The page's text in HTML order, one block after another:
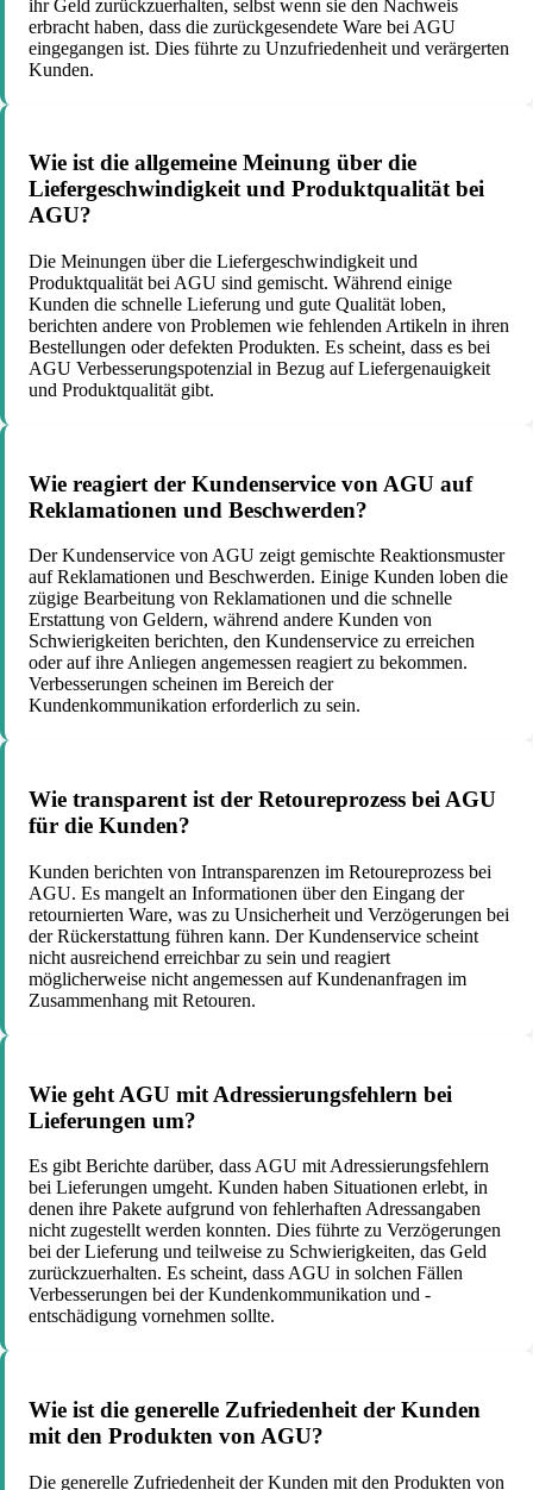
ihr Geld zurückzuerhalten, selbst wenn sie den Nachweis
erbracht haben, dass die zurückgesendete Ware bei AGU
eingegangen ist. Dies führte zu Unzufriedenheit und verärgerten
Kunden.
Wie ist die allgemeine Meinung über die
Liefergeschwindigkeit und Produktqualität bei
AGU?
Die Meinungen über die Liefergeschwindigkeit und
Produktqualität bei AGU sind gemischt. Während einige
Kunden die schnelle Lieferung und gute Qualität loben,
berichten andere von Problemen wie fehlenden Artikeln in ihren
Bestellungen oder defekten Produkten. Es scheint, dass es bei
AGU Verbesserungspotenzial in Bezug auf Liefergenauigkeit
und Produktqualität gibt.
Wie reagiert der Kundenservice von AGU auf
Reklamationen und Beschwerden?
Der Kundenservice von AGU zeigt gemischte Reaktionsmuster
auf Reklamationen und Beschwerden. Einige Kunden loben die
zügige Bearbeitung von Reklamationen und die schnelle
Erstattung von Geldern, während andere Kunden von
Schwierigkeiten berichten, den Kundenservice zu erreichen
oder auf ihre Anliegen angemessen reagiert zu bekommen.
Verbesserungen scheinen im Bereich der
Kundenkommunikation erforderlich zu sein.
Wie transparent ist der Retoureprozess bei AGU
für die Kunden?
Kunden berichten von Intransparenzen im Retoureprozess bei
AGU. Es mangelt an Informationen über den Eingang der
retournierten Ware, was zu Unsicherheit und Verzögerungen bei
der Rückerstattung führen kann. Der Kundenservice scheint
nicht ausreichend erreichbar zu sein und reagiert
möglicherweise nicht angemessen auf Kundenanfragen im
Zusammenhang mit Retouren.
Wie geht AGU mit Adressierungsfehlern bei
Lieferungen um?
Es gibt Berichte darüber, dass AGU mit Adressierungsfehlern
bei Lieferungen umgeht. Kunden haben Situationen erlebt, in
denen ihre Pakete aufgrund von fehlerhaften Adressangaben
nicht zugestellt werden konnten. Dies führte zu Verzögerungen
bei der Lieferung und teilweise zu Schwierigkeiten, das Geld
zurückzuerhalten. Es scheint, dass AGU in solchen Fällen
Verbesserungen bei der Kundenkommunikation und -
entschädigung vornehmen sollte.
Wie ist die generelle Zufriedenheit der Kunden
mit den Produkten von AGU?
Die generelle Zufriedenheit der Kunden mit den Produkten von